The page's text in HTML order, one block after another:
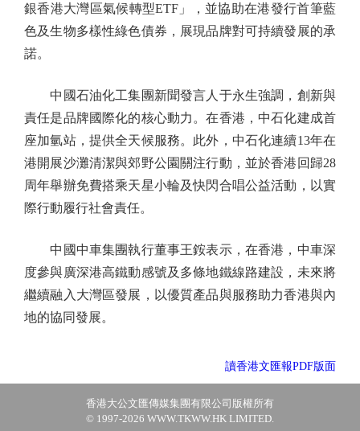
銀香港大灣區氣候轉型ETF」，並協助在港發行首筆藍
色及生物多樣性綠色債券，展現品牌對可持續發展的承
諾。
中國石油化工集團新聞發言人于永生強調，創新與
責任是品牌國際化的核心動力。在香港，中石化建成首
座加氫站，提供全天候服務。此外，中石化連續13年在
港開展沙灘清潔與郊野公園關注行動，並於香港回歸28
周年舉辦免費搭乘天星小輪及快閃合唱公益活動，以實
際行動履行社會責任。
中國中車集團執行董事王銨表示，在香港，中車深
度參與廣深港高鐵動感號及多條地鐵線路建設，未來將
繼續融入大灣區發展，以優質產品與服務助力香港與內
地的協同發展。
讀香港文匯報PDF版面
香港大公文匯傳媒集團有限公司版權所有
© 1997-2026 WWW.TKWW.HK LIMITED.